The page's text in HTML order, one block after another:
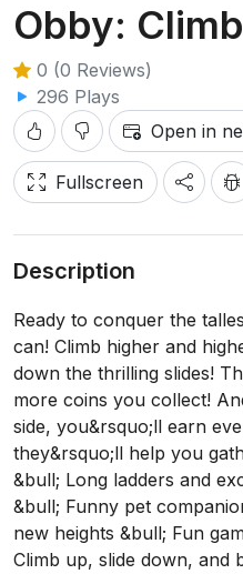
Obby:
0 (0 Reviews)
296 Plays
Open in
Fullscreen
Description
Ready to conquer the
can! Climb higher and
down the thrilling slides!
more coins you collect!
side, you&rsquo;ll earn
they&rsquo;ll help you
&bull; Long ladders and
&bull; Funny pet
new heights &bull; Fun
Climb up, slide down, and